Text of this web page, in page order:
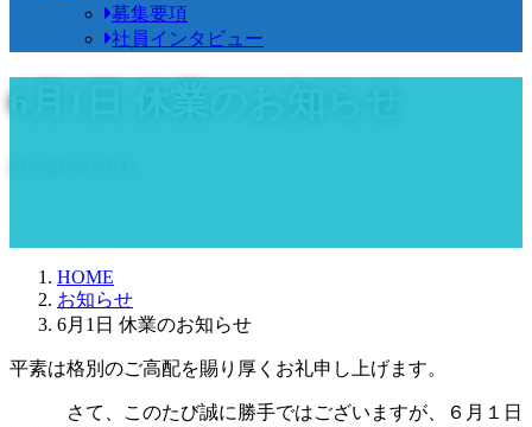
募集要項
社員インタビュー
HOME
お知らせ
6月1日 休業のお知らせ
平素は格別のご高配を賜り厚くお礼申し上げます。
さて、このたび誠に勝手ではございますが、６月１日